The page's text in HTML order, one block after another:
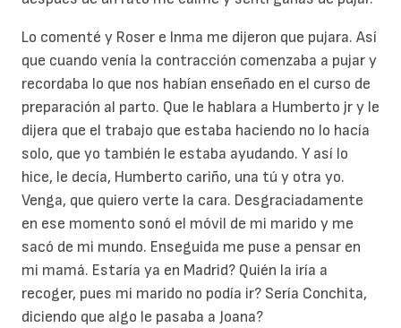
Lo comenté y Roser e Inma me dijeron que pujara. Así
que cuando venía la contracción comenzaba a pujar y
recordaba lo que nos habían enseñado en el curso de
preparación al parto. Que le hablara a Humberto jr y le
dijera que el trabajo que estaba haciendo no lo hacía
solo, que yo también le estaba ayudando. Y así lo
hice, le decía, Humberto cariño, una tú y otra yo.
Venga, que quiero verte la cara. Desgraciadamente
en ese momento sonó el móvil de mi marido y me
sacó de mi mundo. Enseguida me puse a pensar en
mi mamá. Estaría ya en Madrid? Quién la iría a
recoger, pues mi marido no podía ir? Sería Conchita,
diciendo que algo le pasaba a Joana?